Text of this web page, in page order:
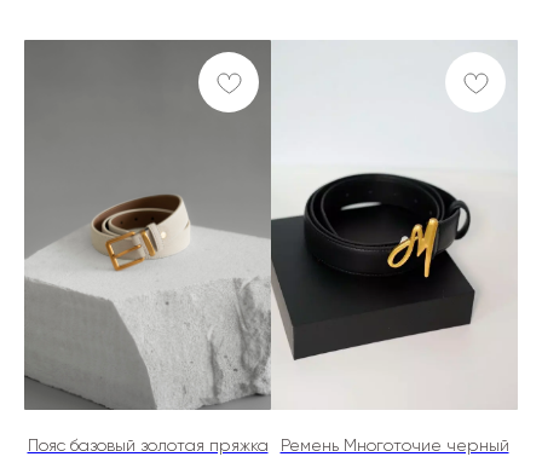
Пояс базовый золотая пряжка Ремень Многоточие черный